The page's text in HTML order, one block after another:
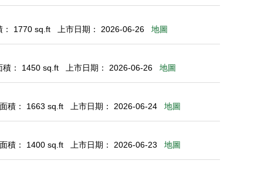
： 1770 sq.ft 上市日期： 2026-06-26 地圖
積： 1450 sq.ft 上市日期： 2026-06-26 地圖
積： 1663 sq.ft 上市日期： 2026-06-24 地圖
積： 1400 sq.ft 上市日期： 2026-06-23 地圖